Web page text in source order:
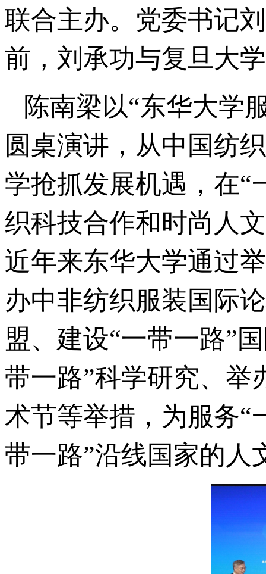
联合主办。党委书记
前，刘承功与复旦大
陈南梁以“东华大学
圆桌演讲，从中国纺
学抢抓发展机遇，在“
织科技合作和时尚人
近年来东华大学通过
办中非纺织服装国际
盟、建设“一带一路”
带一路”科学研究、举
术节等举措，为服务“
带一路”沿线国家的人